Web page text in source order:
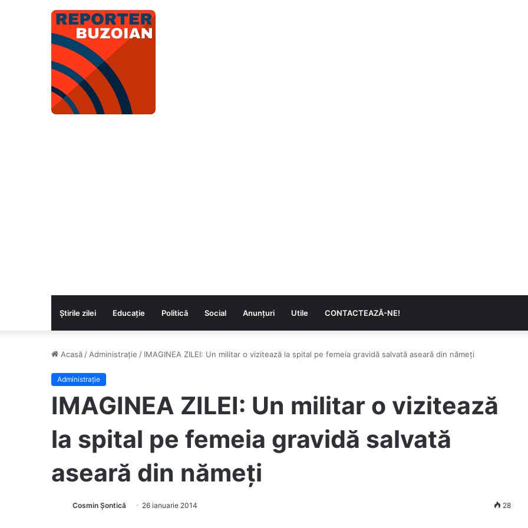
Știrile zilei Educaţie Politică Social Anunțuri Utile CONTACTEAZĂ-NE!
Acasă / Administrație / IMAGINEA ZILEI: Un militar o vizitează la spital pe femeia gravidă salvată aseară din nămeți
Administrație
IMAGINEA ZILEI: Un militar o vizitează
la spital pe femeia gravidă salvată
aseară din nămeți
Cosmin Șontică 26 ianuarie 2014 28